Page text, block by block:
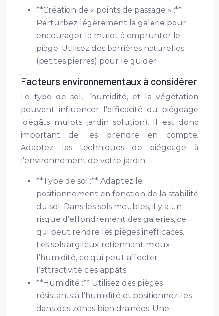
**Création de « points de passage » :**
Perturbez légèrement la galerie pour
encourager le mulot à emprunter le
piège. Utilisez des barrières naturelles
(petites pierres) pour le guider.
Facteurs environnementaux à considérer
Le type de sol, l’humidité, et la végétation
peuvent influencer l’efficacité du piégeage
(dégâts mulots jardin solution). Il est donc
important de les prendre en compte.
Adaptez les techniques de piégeage à
l’environnement de votre jardin.
**Type de sol :** Adaptez le
positionnement en fonction de la stabilité
du sol. Dans les sols meubles, il y a un
risque d’effondrement des galeries, ce
qui peut rendre les pièges inefficaces.
Les sols argileux retiennent mieux
l’humidité, ce qui peut affecter
l’attractivité des appâts.
**Humidité :** Utilisez des pièges
résistants à l’humidité et positionnez-les
dans des zones bien drainées. Une